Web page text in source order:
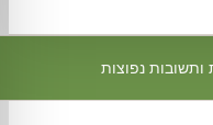
ותשובות נפוצות